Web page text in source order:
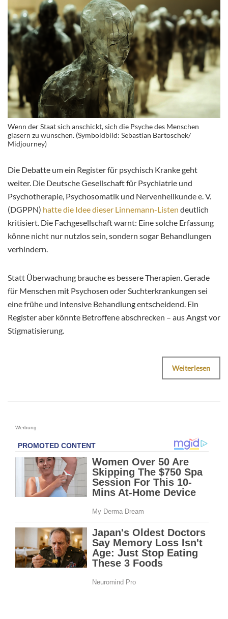
Wenn der Staat sich anschickt, sich die Psyche des Menschen
gläsern zu wünschen. (Symboldbild: Sebastian Bartoschek/
Midjourney)
Die Debatte um ein Register für psychisch Kranke geht
weiter. Die Deutsche Gesellschaft für Psychiatrie und
Psychotherapie, Psychosomatik und Nervenheilkunde e. V.
(DGPPN) hatte die Idee dieser Linnemann-Listen deutlich
kritisiert. Die Fachgesellschaft warnt: Eine solche Erfassung
könne nicht nur nutzlos sein, sondern sogar Behandlungen
verhindern.
Statt Überwachung brauche es bessere Therapien. Gerade
für Menschen mit Psychosen oder Suchterkrankungen sei
eine frühe und intensive Behandlung entscheidend. Ein
Register aber könnte Betroffene abschrecken – aus Angst vor
Stigmatisierung.
Weiterlesen
Werbung